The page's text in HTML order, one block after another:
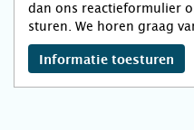
dan ons reactieformulier
sturen. We horen graag
Informatie toesturen